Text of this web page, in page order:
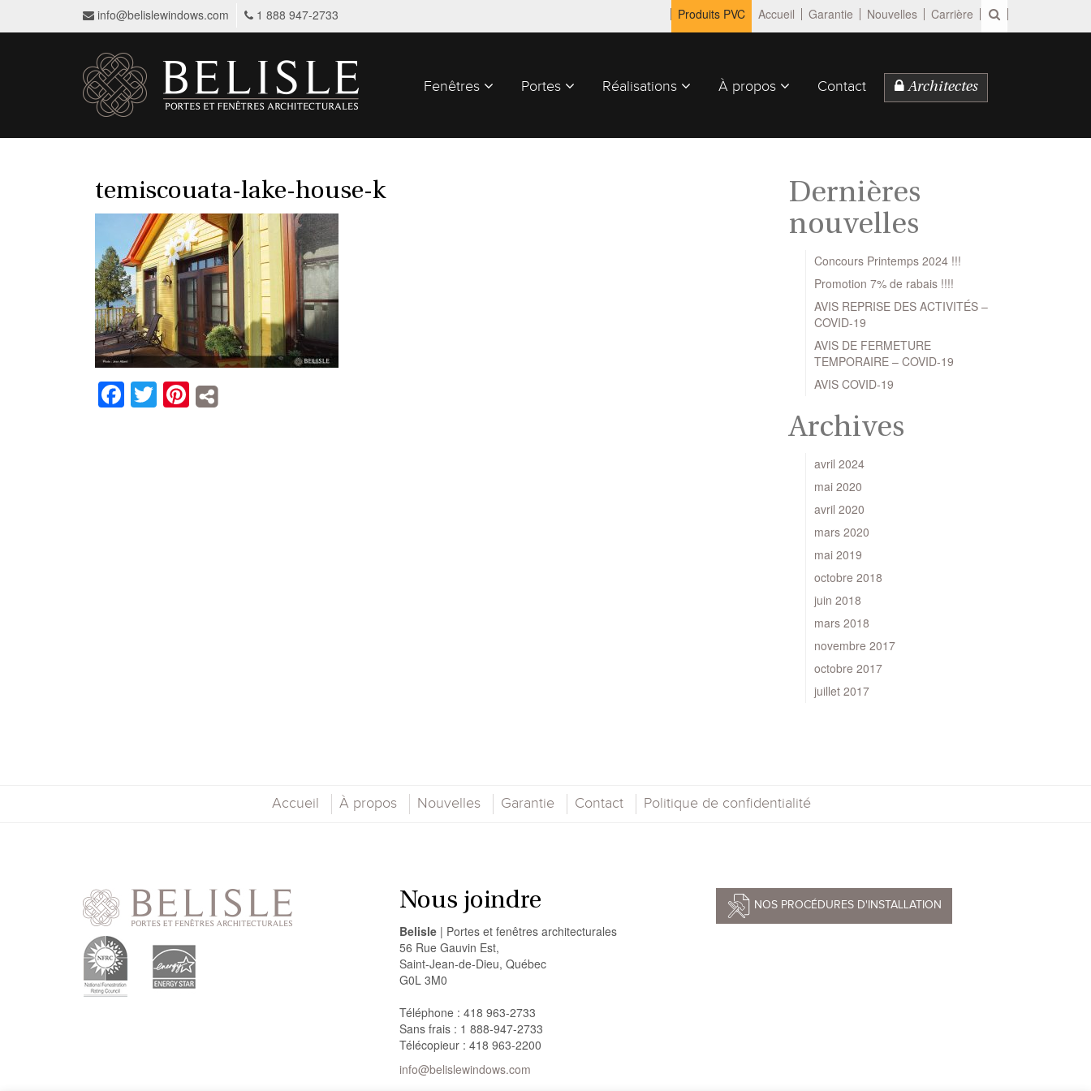
info@belislewindows.com 1 888 947-2733 Produits PVC Accueil Garantie Nouvelles Carrière
Fenêtres Portes Réalisations À propos Contact Architectes
temiscouata-lake-house-k
Facebook
TwitterPinterest
Dernières
nouvelles
Concours Printemps 2024 !!!
Promotion 7% de rabais !!!!
AVIS REPRISE DES ACTIVITÉS –
COVID-19
AVIS DE FERMETURE
TEMPORAIRE – COVID-19
AVIS COVID-19
Archives
avril 2024
mai 2020
avril 2020
mars 2020
mai 2019
octobre 2018
juin 2018
mars 2018
novembre 2017
octobre 2017
juillet 2017
Accueil À propos Nouvelles Garantie Contact Politique de confidentialité
Nous joindre
Belisle | Portes et fenêtres architecturales
56 Rue Gauvin Est,
Saint-Jean-de-Dieu, Québec
G0L 3M0
Téléphone : 418 963-2733
Sans frais : 1 888-947-2733
Télécopieur : 418 963-2200
info@belislewindows.com
NOS PROCÉDURES D'INSTALLATION